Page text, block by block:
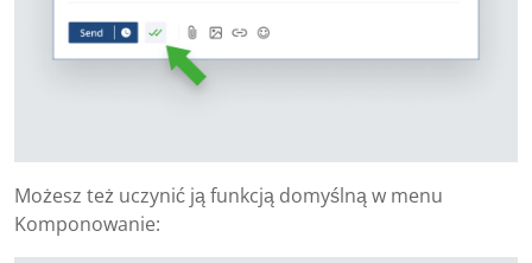
Możesz też uczynić ją funkcją domyślną w menu
Komponowanie: